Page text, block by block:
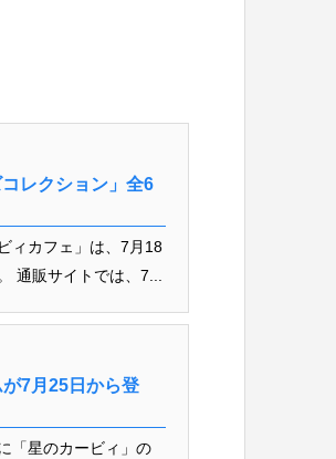
レクション」全6
ィカフェ」は、7月18
通販サイトでは、7...
7月25日から登
「星のカービィ」の